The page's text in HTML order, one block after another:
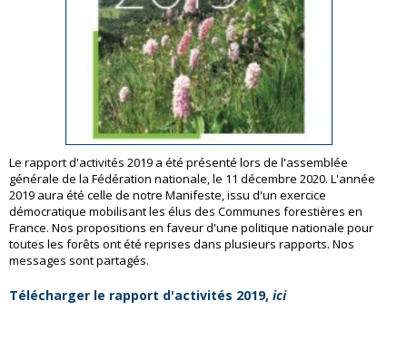
Le rapport d'activités 2019 a été présenté lors de l'assemblée
générale de la Fédération nationale, le 11 décembre 2020. L'année
2019 aura été celle de notre Manifeste, issu d'un exercice
démocratique mobilisant les élus des Communes forestières en
France. Nos propositions en faveur d'une politique nationale pour
toutes les forêts ont été reprises dans plusieurs rapports. Nos
messages sont partagés.
Télécharger le rapport d'activités 2019, ici